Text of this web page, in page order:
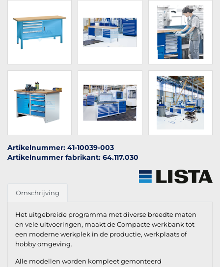
Artikelnummer: 41-10039-003
Artikelnummer fabrikant: 64.117.030
Omschrijving
Het uitgebreide programma met diverse breedte maten
en vele uitvoeringen, maakt de Compacte werkbank tot
een moderne werkplek in de productie, werkplaats of
hobby omgeving.
Alle modellen worden kompleet gemonteerd